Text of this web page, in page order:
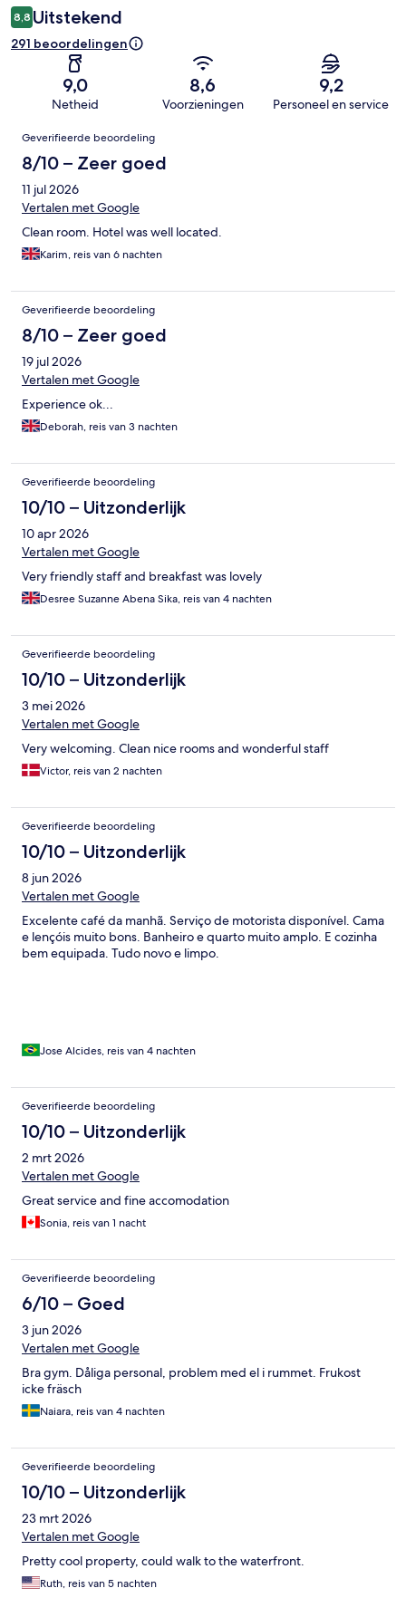
8,8 Uitstekend
291 beoordelingen
9,0
Netheid
8,6
Voorzieningen
9,2
Personeel en service
Beoordelingen
Geverifieerde beoordeling
8/10 – Zeer goed
11 jul 2026
Vertalen met Google
Clean room. Hotel was well located.
Karim, reis van 6 nachten
Geverifieerde beoordeling
8/10 – Zeer goed
19 jul 2026
Vertalen met Google
Experience ok...
Deborah, reis van 3 nachten
Geverifieerde beoordeling
10/10 – Uitzonderlijk
10 apr 2026
Vertalen met Google
Very friendly staff and breakfast was lovely
Desree Suzanne Abena Sika, reis van 4 nachten
Geverifieerde beoordeling
10/10 – Uitzonderlijk
3 mei 2026
Vertalen met Google
Very welcoming. Clean nice rooms and wonderful staff
Victor, reis van 2 nachten
Geverifieerde beoordeling
10/10 – Uitzonderlijk
8 jun 2026
Vertalen met Google
Excelente café da manhã. Serviço de motorista disponível. Cama
e lençóis muito bons. Banheiro e quarto muito amplo. E cozinha
bem equipada. Tudo novo e limpo.
Jose Alcides, reis van 4 nachten
Geverifieerde beoordeling
10/10 – Uitzonderlijk
2 mrt 2026
Vertalen met Google
Great service and fine accomodation
Sonia, reis van 1 nacht
Geverifieerde beoordeling
6/10 – Goed
3 jun 2026
Vertalen met Google
Bra gym. Dåliga personal, problem med el i rummet. Frukost
icke fräsch
Naiara, reis van 4 nachten
Geverifieerde beoordeling
10/10 – Uitzonderlijk
23 mrt 2026
Vertalen met Google
Pretty cool property, could walk to the waterfront.
Ruth, reis van 5 nachten